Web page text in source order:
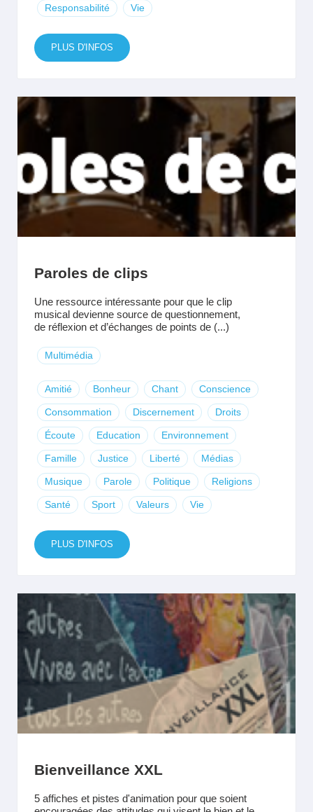
Responsabilité Vie
PLUS D'INFOS
Paroles de clips
Une ressource intéressante pour que le clip
musical devienne source de questionnement,
de réflexion et d’échanges de points de (...)
Multimédia
Amitié Bonheur Chant Conscience
Consommation Discernement Droits
Écoute Education Environnement
Famille Justice Liberté Médias
Musique Parole Politique Religions
Santé Sport Valeurs Vie
PLUS D'INFOS
Bienveillance XXL
5 affiches et pistes d'animation pour que soient